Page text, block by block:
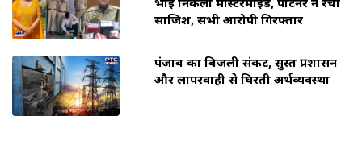
भाई निकला मास्टरमाइंड, पार्टनर ने रची
साजिश, सभी आरोपी गिरफ्तार
पंजाब का बिजली संकट, सुस्त प्रशासन
और लापरवाही से घिरती अर्थव्यवस्था